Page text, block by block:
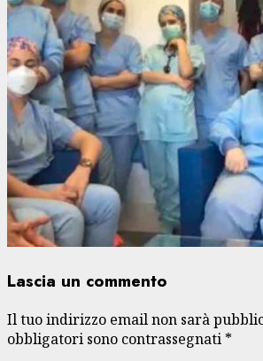
Lascia un commento
Il tuo indirizzo email non sarà
obbligatori sono contrassegnati *